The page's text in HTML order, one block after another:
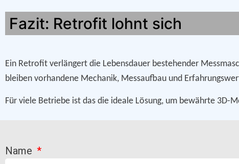
Fazit: Retrofit lohnt sich
Ein Retrofit verlängert die Lebensdauer bestehender
bleiben vorhandene Mechanik, Messaufbau und
Für viele Betriebe ist das die ideale Lösung, um bewährte
Name